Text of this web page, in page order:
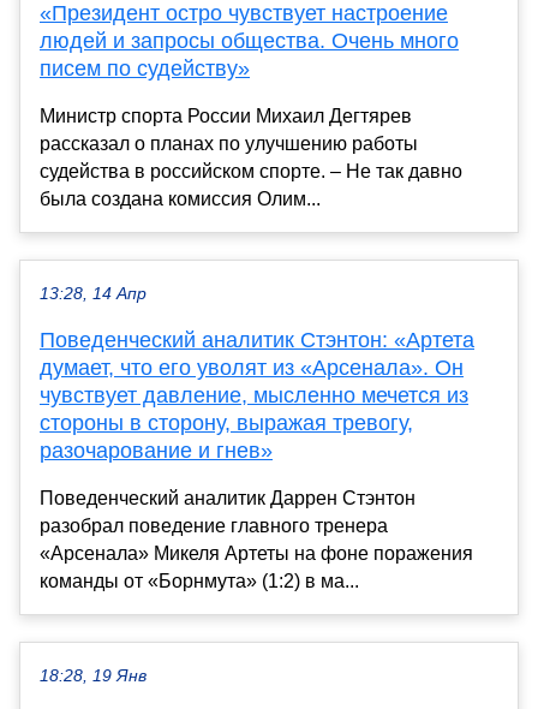
«Президент остро чувствует настроение
людей и запросы общества. Очень много
писем по судейству»
Министр спорта России Михаил Дегтярев
рассказал о планах по улучшению работы
судейства в российском спорте. – Не так давно
была создана комиссия Олим...
13:28, 14 Апр
Поведенческий аналитик Стэнтон: «Артета
думает, что его уволят из «Арсенала». Он
чувствует давление, мысленно мечется из
стороны в сторону, выражая тревогу,
разочарование и гнев»
Поведенческий аналитик Даррен Стэнтон
разобрал поведение главного тренера
«Арсенала» Микеля Артеты на фоне поражения
команды от «Борнмута» (1:2) в ма...
18:28, 19 Янв